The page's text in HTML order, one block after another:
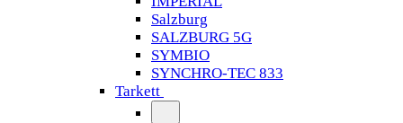
Salzburg
SALZBURG 5G
SYMBIO
SYNCHRO-TEC 833
Tarkett